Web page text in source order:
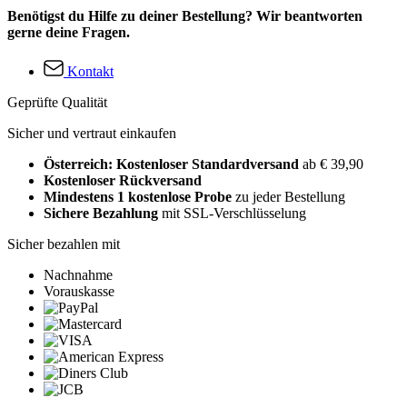
Benötigst du Hilfe zu deiner Bestellung? Wir beantworten
gerne deine Fragen.
Kontakt
Geprüfte Qualität
Sicher und vertraut einkaufen
Österreich: Kostenloser Standardversand ab € 39,90
Kostenloser Rückversand
Mindestens 1 kostenlose Probe zu jeder Bestellung
Sichere Bezahlung mit SSL-Verschlüsselung
Sicher bezahlen mit
Nachnahme
Vorauskasse